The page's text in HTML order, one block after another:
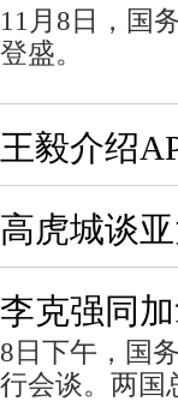
11月8日，国
登盛。
王毅介绍
高虎城谈
李克强同
8日下午，国
行会谈。两国